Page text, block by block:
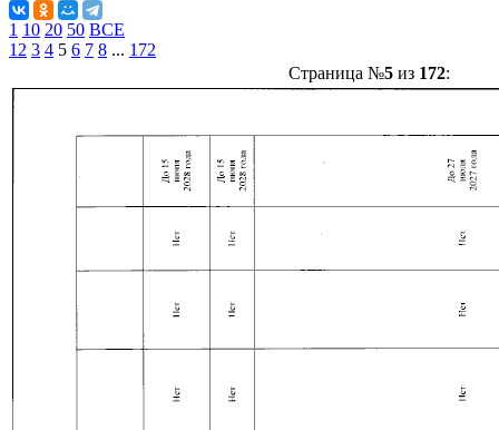
1 10 20 50 ВСЕ
1 2 3 4 5 6 7 8 ... 172
Страница №5из 172: